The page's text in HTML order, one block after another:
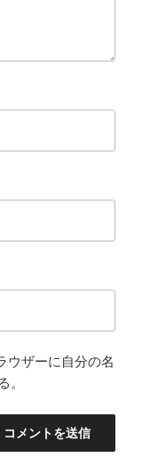
ウザーに自分の名
。